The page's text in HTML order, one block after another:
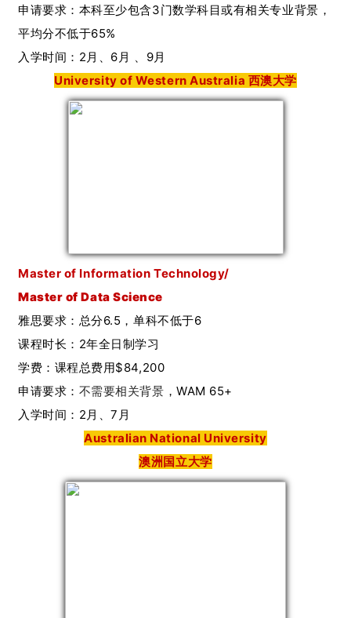
申请要求：本科至少包含3门数学科目或有相关专业背景，
平均分不低于65%
入学时间：2月、6月 、9月
University of Western Australia 西澳大学
Master of Information Technology/
Master ofData Science
雅思要求：总分6.5，单科不低于6
课程时长：2年全日制学习
学费：课程总费用$84,200
申请要求： 不需要相关背景 ，WAM 65+
入学时间：2月、7月
Australian National University
澳洲国立大学